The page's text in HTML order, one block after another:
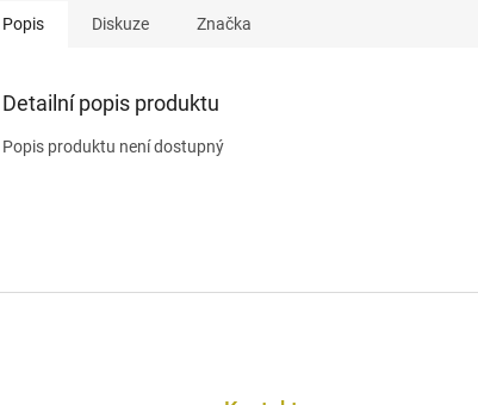
Popis Diskuze Značka
Detailní popis produktu
Popis produktu není dostupný